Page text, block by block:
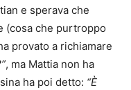
e sperava che
(cosa che purtroppo
provato a richiamare
, ma Mattia non ha
ha poi detto: “È